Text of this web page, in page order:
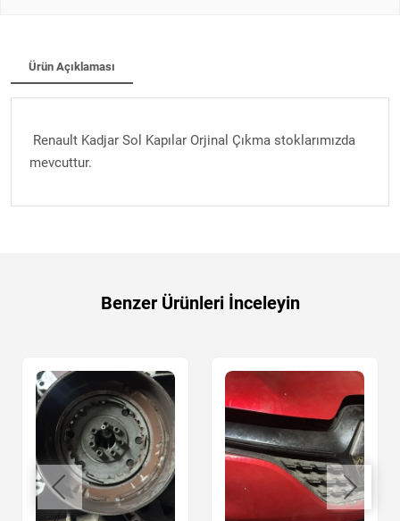
Ürün Açıklaması
Renault Kadjar Sol Kapılar Orjinal Çıkma stoklarımızda
mevcuttur.
Benzer Ürünleri İnceleyin